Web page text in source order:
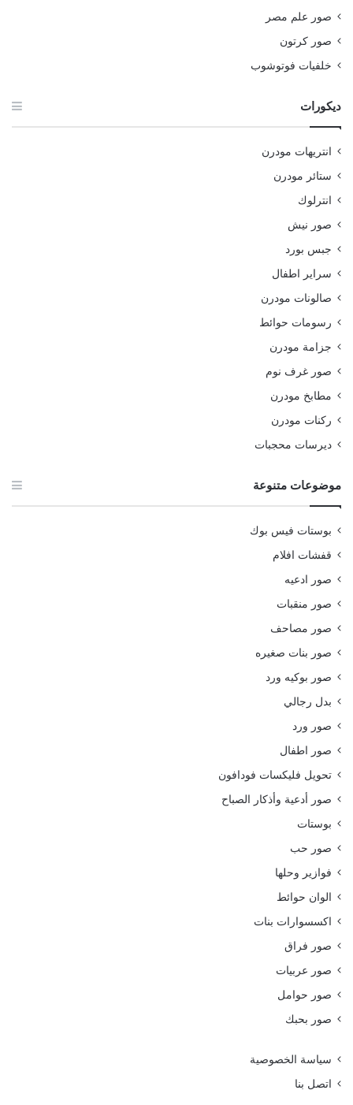
صور علم مصر
صور كرتون
خلفيات فوتوشوب
ديكورات
انتريهات مودرن
ستائر مودرن
انترلوك
صور نيش
جبس بورد
سراير اطفال
صالونات مودرن
رسومات حوائط
جزامة مودرن
صور غرف نوم
مطابخ مودرن
ركنات مودرن
ديرسات محجبات
موضوعات متنوعة
بوستات فيس بوك
قفشات افلام
صور ادعيه
صور منقبات
صور مصاحف
صور بنات صغيره
صور بوكيه ورد
بدل رجالي
صور ورد
صور اطفال
تحويل فليكسات فودافون
صور أدعية وأذكار الصباح
بوستات
صور حب
فوازير وحلها
الوان حوائط
اكسسوارات بنات
صور فراق
صور عربيات
صور حوامل
صور بحبك
سياسة الخصوصية
اتصل بنا